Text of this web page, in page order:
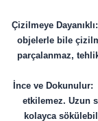
Çizilmeye
objelerle bile
parçalanmaz,
İnce ve
etkilemez. Uzun
kolayca